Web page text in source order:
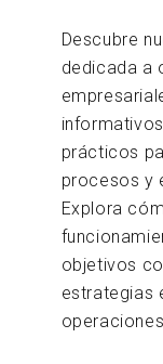
Descubre
dedicada a
prácticos
procesos y
Explora
objetivos
estrategias